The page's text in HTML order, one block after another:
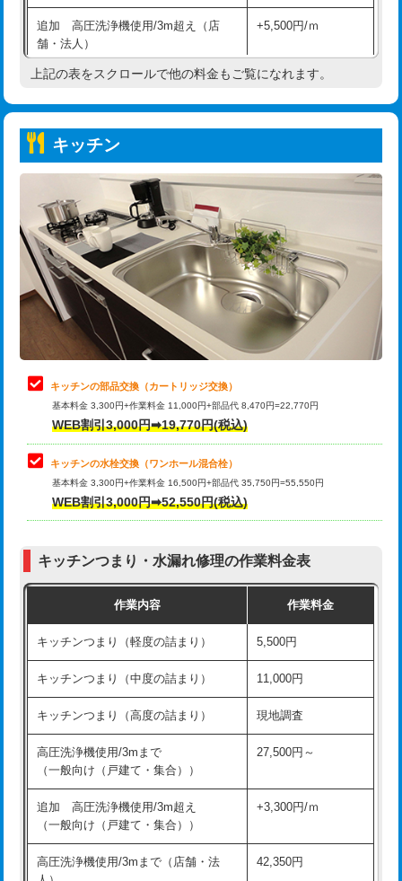
持込商品取付（浄水器・分岐水栓） 16,500円
持込商品取付（温水洗浄便座） 22,000円
持込商品取付（普通便座⇔温水洗浄便
22,000円
給水管工事※（ホール加工)
給水管工事※（バンド止め) 3,300円
給水管工事※（支持金具設置) 5,500円
給水管工事※（保温材使用（バンド止
め込み）)
5,500円
給水管工事※（土の掘削・埋め戻し作
11,000円
給水管工事※（塩ビ管（VP・HI）使
用/3ｍまで)
給水管工事※（塩ビ管（VP・HI）使
用（追加）/3ｍ超え)
給水管工事※（ライニング鋼管・銅
管・ポリ管・HT管使用/3ｍまで)
44,000円
管・ポリ管・HT管使用/3ｍ超え)
排水管工事（土の掘削・埋め戻し作
11,000円~
排水管工事（排水管工事/3ｍまで） 55,000円
排水管工事（追加 排水管工事/3ｍ超
+11,000円
マス交換（深さ50㎝未満）
マス交換（深さ50㎝以上） 66,000円
コンクリート斫り（厚さ10㎝まで）
追加 高圧洗浄機使用/3m超え（店
舗・法人）
+5,500円/ｍ
高度高圧洗浄換 現地調査
トーラー機使用/3mまで
追加トーラー機使用/3m超え +3,300円
カメラ調査 33,000円
桝清掃 8,800円
止水・漏水調査・防水処理・清掃・修
理・調整・分解・加工など（軽作業）
11,000円
止水・漏水調査・防水処理・清掃・修
理・調整・分解・加工など（中作業）
22,000円
止水・漏水調査・防水処理・清掃・修
理・調整・分解・加工など（重作業）
33,000円
お風呂タンク脱着
その他部品の脱着
式・ワンホール）)
交換・取付(排水栓・排水トラップ
22,000円+材料費
持込商品取付（単水栓）
持込商品取付（混合水栓） 16,500円
上記の表をスクロールで他の料金もご覧になれます。
キッチン
キッチンの部品交換（カートリッジ交換）
基本料金 3,300円+作業料金 11,000円+部品代 8,470円=22,770円
WEB割引3,000円➡19,770円(税込)
キッチンの水栓交換（ワンホール混合栓）
基本料金 3,300円+作業料金 16,500円+部品代 35,750円=55,550円
WEB割引3,000円➡52,550円(税込)
キッチンつまり・水漏れ修理の作業料金表
作業内容 作業料金
キッチンつまり（軽度の詰まり） 5,500円
キッチンつまり（中度の詰まり） 11,000円
キッチンつまり（高度の詰まり） 現地調査
高圧洗浄機使用/3mまで
（一般向け（戸建て・集合））
27,500円～
追加 高圧洗浄機使用/3m超え
（一般向け（戸建て・集合））
+3,300円/ｍ
高圧洗浄機使用/3mまで（店舗・法
42,350円